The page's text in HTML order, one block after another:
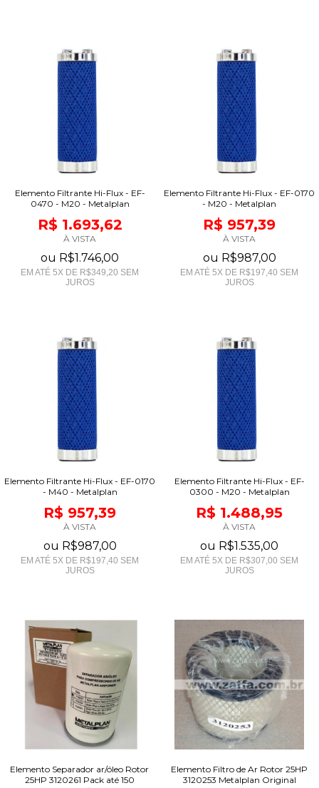
Elemento Filtrante Hi-Flux - EF-
0470 - M20 - Metalplan
R$ 1.693,62
À VISTA
ou R$1.746,00
EM ATÉ 5X DE R$349,20 SEM
JUROS
Elemento Filtrante Hi-Flux - EF-0170
- M20 - Metalplan
R$ 957,39
À VISTA
ou R$987,00
EM ATÉ 5X DE R$197,40 SEM
JUROS
Elemento Filtrante Hi-Flux - EF-0170
- M40 - Metalplan
R$ 957,39
À VISTA
ou R$987,00
EM ATÉ 5X DE R$197,40 SEM
JUROS
Elemento Filtrante Hi-Flux - EF-
0300 - M20 - Metalplan
R$ 1.488,95
À VISTA
ou R$1.535,00
EM ATÉ 5X DE R$307,00 SEM
JUROS
Elemento Separador ar/óleo Rotor
25HP 3120261 Pack até 150
Elemento Filtro de Ar Rotor 25HP
3120253 Metalplan Original